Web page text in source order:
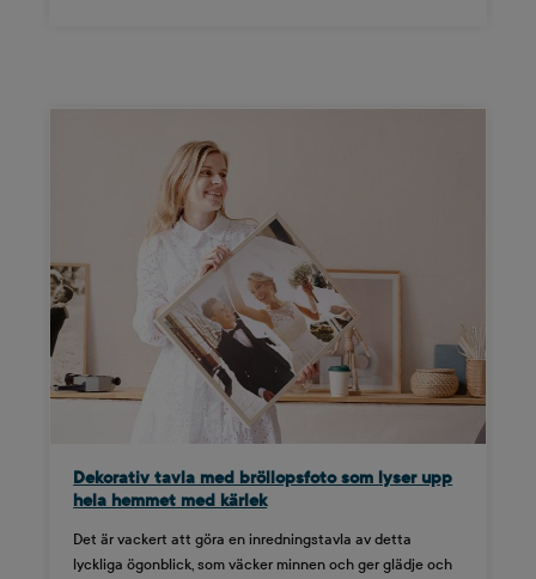
Dekorativ tavla med bröllopsfoto som lyser upp
hela hemmet med kärlek
Det är vackert att göra en inredningstavla av detta
lyckliga ögonblick, som väcker minnen och ger glädje och